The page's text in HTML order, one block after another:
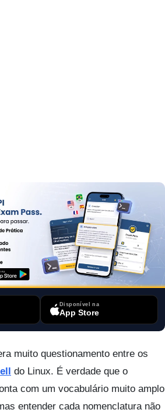
Disponível na
App Store
muito questionamento entre os
do Linux. É verdade que o
com um vocabulário muito amplo
entender cada nomenclatura não